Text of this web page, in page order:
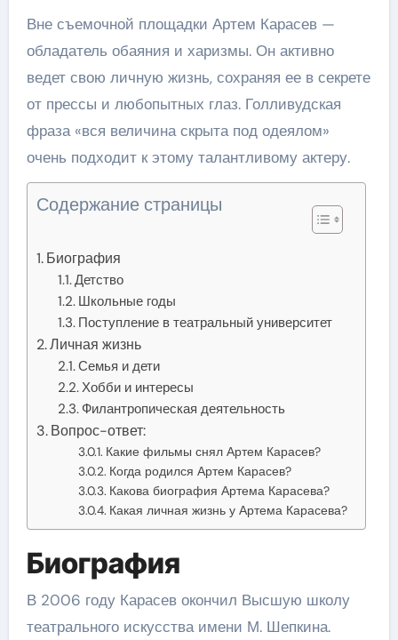
Вне съемочной площадки Артем Карасев —
обладатель обаяния и харизмы. Он активно
ведет свою личную жизнь, сохраняя ее в секрете
от прессы и любопытных глаз. Голливудская
фраза «вся величина скрыта под одеялом»
очень подходит к этому талантливому актеру.
Содержание страницы
Биография
Детство
Школьные годы
Поступление в театральный университет
Личная жизнь
Семья и дети
Хобби и интересы
Филантропическая деятельность
Вопрос-ответ:
Какие фильмы снял Артем Карасев?
Когда родился Артем Карасев?
Какова биография Артема Карасева?
Какая личная жизнь у Артема Карасева?
Биография
В 2006 году Карасев окончил Высшую школу
театрального искусства имени М. Шепкина.